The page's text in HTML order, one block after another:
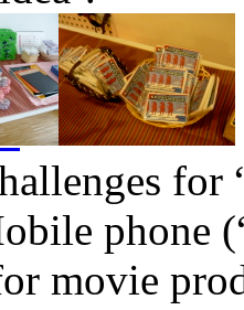
phone
movie